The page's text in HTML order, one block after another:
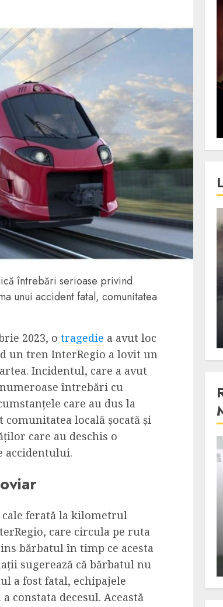
întrebări serioase privind
unui accident fatal, comunitatea
2023, o tragedie a avut loc
un tren InterRegio a lovit un
Incidentul, care a avut
întrebări cu
care au dus la
comunitatea locală șocată și
care au deschis o
accidentului.
ferată la kilometrul
care circula pe ruta
bărbatul în timp ce acesta
sugerează că bărbatul nu
a fost fatal, echipajele
constata decesul. Această
Festivalurile Clujului. De
ce atrage Clujul tinerii si
pe cei mai in varsta an de
ALEXANDRU S. DECEMBER 13, 2023
3 min read
Lumina ar putea contribui
si ea la evaporarea apei in
ALEXANDRU S. DECEMBER 27, 2023
4 min read
reusit sa se ridice la
nivelul asteptarilor
publicului si criticilor
ALEXANDRU S. DECEMBER 6, 2023